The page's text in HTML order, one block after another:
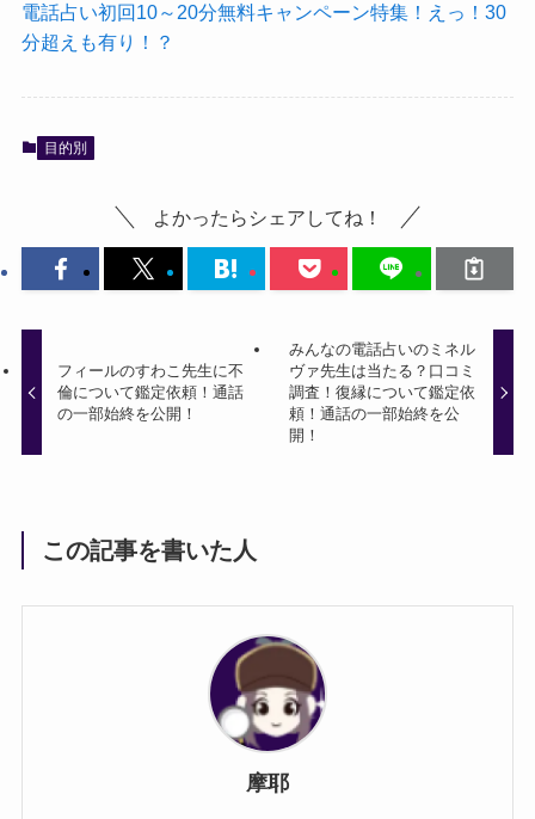
電話占い初回10～20分無料キャンペーン特集！えっ！30
分超えも有り！？
目的別
よかったらシェアしてね！
フィールのすわこ先生に不
倫について鑑定依頼！通話
の一部始終を公開！
みんなの電話占いのミネル
ヴァ先生は当たる？口コミ
調査！復縁について鑑定依
頼！通話の一部始終を公
開！
この記事を書いた人
摩耶